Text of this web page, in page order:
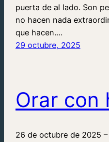
puerta de al lado. Son
no hacen nada
que hacen.…
29 octubre, 2025
Orar con
26 de octubre de 2025